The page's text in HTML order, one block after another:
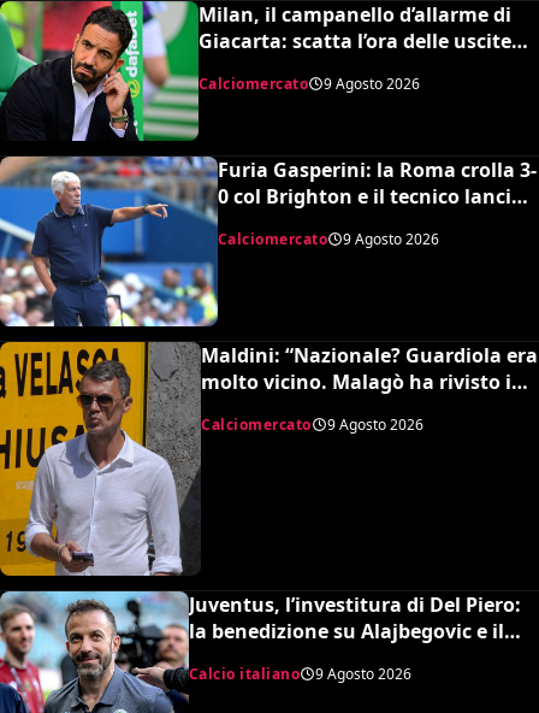
Milan, il campanello d’allarme di
Giacarta: scatta l’ora delle uscite
Calciomercato 9 Agosto 2026
Furia Gasperini: la Roma crolla 3-
0 col Brighton e il tecnico lancia
l’allarme mercato
Calciomercato 9 Agosto 2026
Maldini: “Nazionale? Guardiola era
molto vicino. Malagò ha rivisto i
Calciomercato 9 Agosto 2026
Juventus, l’investitura di Del Piero:
la benedizione su Alajbegovic e il
fattore Spalletti per il ritorno in alto
Calcio italiano 9 Agosto 2026